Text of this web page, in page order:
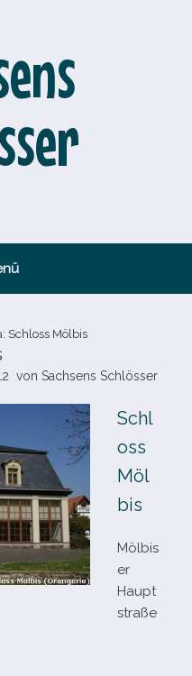
Schloss Mölbis
von Sachsens Schlösser
Schl
oss
Möl
bis
Mölbis
er
Haupt
straße